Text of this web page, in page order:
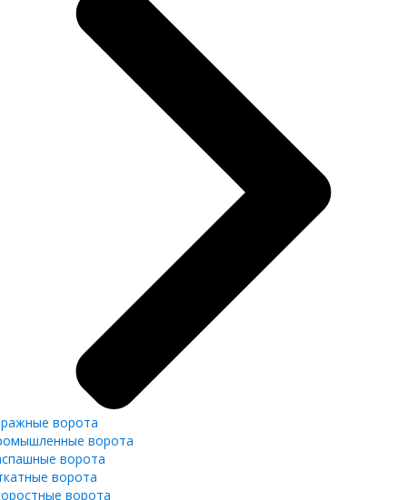
ворота
ворота
ворота
ворота
ворота